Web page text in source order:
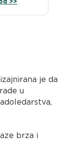
je da
u
brza i